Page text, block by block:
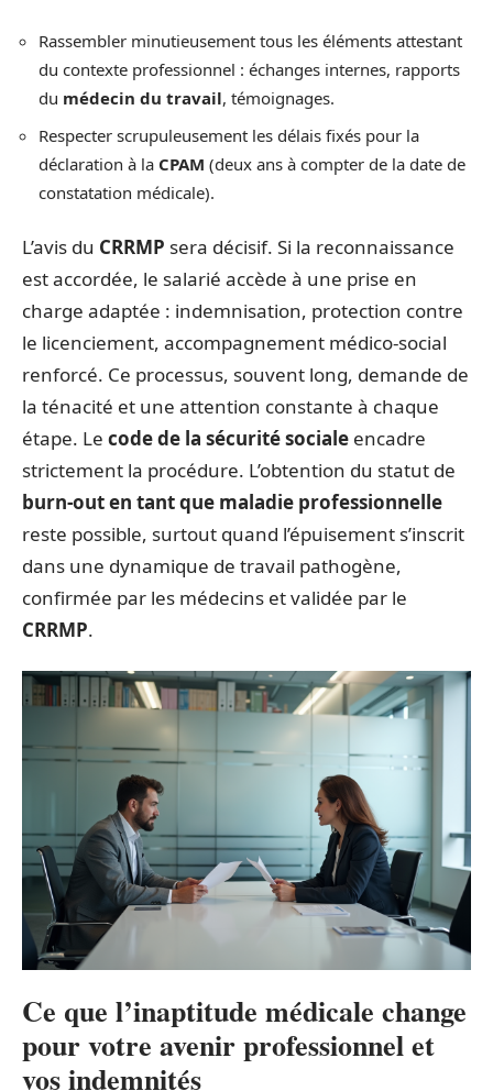
Rassembler minutieusement tous les éléments attestant
du contexte professionnel : échanges internes, rapports
du médecin du travail, témoignages.
Respecter scrupuleusement les délais fixés pour la
déclaration à la CPAM (deux ans à compter de la date de
constatation médicale).
L’avis du CRRMP sera décisif. Si la reconnaissance
est accordée, le salarié accède à une prise en
charge adaptée : indemnisation, protection contre
le licenciement, accompagnement médico-social
renforcé. Ce processus, souvent long, demande de
la ténacité et une attention constante à chaque
étape. Le code de la sécurité sociale encadre
strictement la procédure. L’obtention du statut de
burn-out en tant que maladie professionnelle
reste possible, surtout quand l’épuisement s’inscrit
dans une dynamique de travail pathogène,
confirmée par les médecins et validée par le
CRRMP.
Ce que l’inaptitude médicale change
pour votre avenir professionnel et
vos indemnités